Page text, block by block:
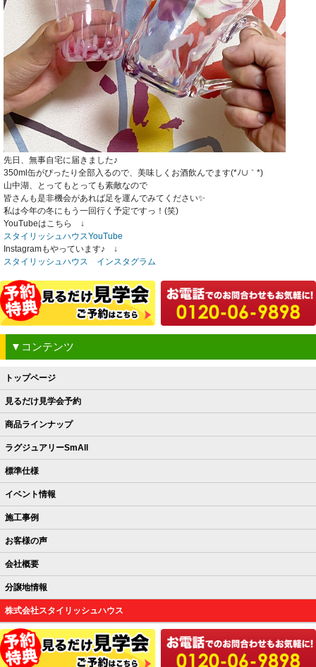
先日、無事自宅に届きました♪
350ml缶がぴったり全部入るので、美味しくお酒飲んでます(*ﾉ∪｀*)
山中湖、とってもとっても素敵なので
皆さんも是非機会があれば足を運んでみてください✨
私は今年の冬にもう一回行く予定ですっ！(笑)
YouTubeはこちら ↓
スタイリッシュハウスYouTube
Instagramもやっています♪ ↓
スタイリッシュハウス インスタグラム
▼コンテンツ
トップページ
見るだけ見学会予約
商品ラインナップ
ラグジュアリーSmAll
標準仕様
イベント情報
施工事例
お客様の声
会社概要
分譲地情報
株式会社スタイリッシュハウス